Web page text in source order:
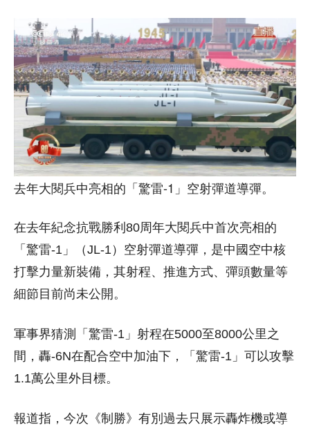
去年大閱兵中亮相的「驚雷-1」空射彈道導彈。
在去年紀念抗戰勝利80周年大閱兵中首次亮相的
「驚雷-1」（JL-1）空射彈道導彈，是中國空中核
打擊力量新裝備，其射程、推進方式、彈頭數量等
細節目前尚未公開。
軍事界猜測「驚雷-1」射程在5000至8000公里之
間，轟-6N在配合空中加油下，「驚雷-1」可以攻擊
1.1萬公里外目標。
報道指，今次《制勝》有別過去只展示轟炸機或導